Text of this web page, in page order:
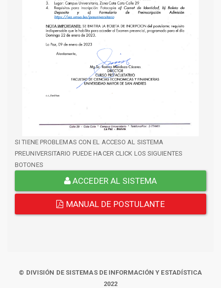
SI TIENE PROBLEMAS CON EL ACCESO AL SISTEMA
PREUNIVERSITARIO PUEDE HACER CLICK LOS SIGUIENTES
BOTONES
ACCEDER AL SISTEMA
MANUAL DE POSTULANTE
© DIVISIÓN DE SISTEMAS DE INFORMACIÓN Y ESTADÍSTICA
2022